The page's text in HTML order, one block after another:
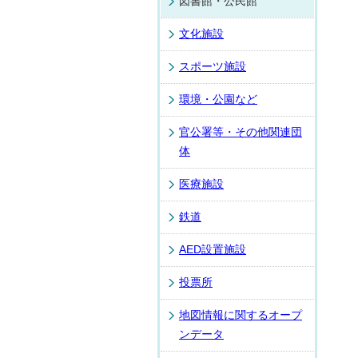
文化施設
スポーツ施設
環境・公園など
官公署等・その他関連団
体
医療施設
鉄道
AED設置施設
投票所
地図情報に関するオープ
ンデータ